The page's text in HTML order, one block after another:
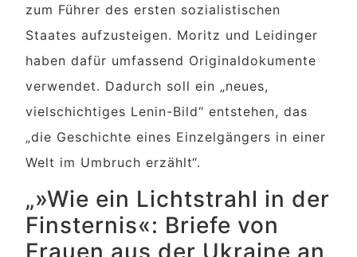
zum Führer des ersten sozialistischen
Staates aufzusteigen. Moritz und Leidinger
haben dafür umfassend Originaldokumente
verwendet. Dadurch soll ein „neues,
vielschichtiges Lenin-Bild“ entstehen, das
„die Geschichte eines Einzelgängers in einer
Welt im Umbruch erzählt“.
„»Wie ein Lichtstrahl in der
Finsternis«: Briefe von